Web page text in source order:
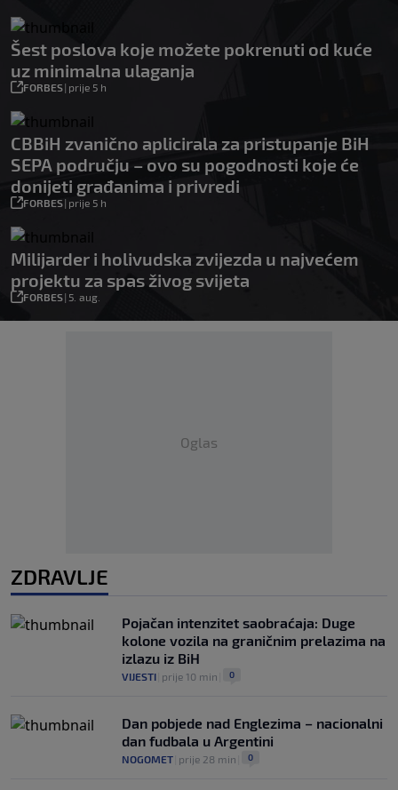
Šest poslova koje možete pokrenuti od kuće
uz minimalna ulaganja
FORBES| prije 5 h
CBBiH zvanično aplicirala za pristupanje BiH
SEPA području – ovo su pogodnosti koje će
donijeti građanima i privredi
FORBES| prije 5 h
Milijarder i holivudska zvijezda u najvećem
projektu za spas živog svijeta
FORBES| 5. aug.
Oglas
ZDRAVLJE
Pojačan intenzitet saobraćaja: Duge
kolone vozila na graničnim prelazima na
izlazu iz BiH
VIJESTI prije 10 min 0
Dan pobjede nad Englezima – nacionalni
dan fudbala u Argentini
NOGOMET prije 28 min 0